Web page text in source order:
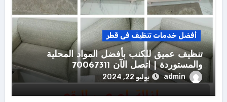
أفضل خدمات تنظيف فى قطر
تنظيف عميق للكنب بأفضل المواد المحلية
والمستوردة | اتصل الآن 70067311
admin يوليو 22, 2024